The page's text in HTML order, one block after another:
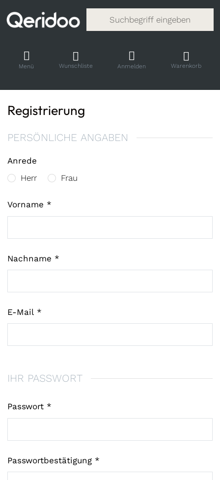
Menü Wunschliste Anmelden Warenkorb
Registrierung
PERSÖNLICHE ANGABEN
Anrede
Herr
Frau
Vorname
Nachname
E-Mail
IHR PASSWORT
Passwort
Passwortbestätigung